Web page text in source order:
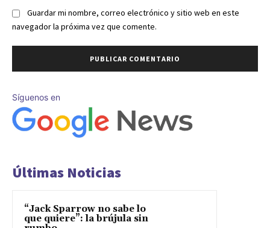
Guardar mi nombre, correo electrónico y sitio web en este
navegador la próxima vez que comente.
Síguenos en
Últimas Noticias
“Jack Sparrow no sabe lo
que quiere”: la brújula sin